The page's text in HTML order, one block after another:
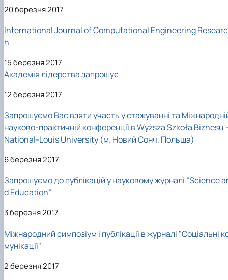
20 березня 2017
International Journal of Computational Engineering Researc
h
15 березня 2017
Академія лідерства запрошує
12 березня 2017
Запрошуємо Вас взяти участь у стажуванні та
науково-практичній конференції в Wyższa Szkoła Biznesu
National-Louis University (м. Новий Сонч, Польща)
6 березня 2017
Запрошуємо до публікацій у науковому журналі “Science
d Education”
3 березня 2017
Міжнародний симпозіум і публікації в журналі "Соціальні
мунікації"
2 березня 2017